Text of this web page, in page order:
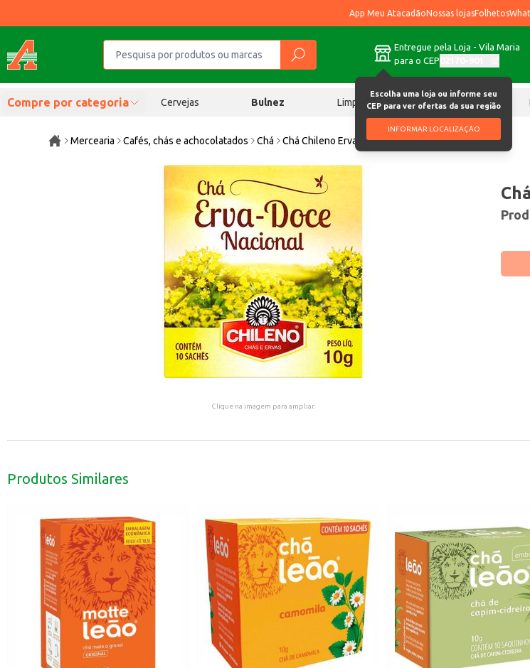
App Meu AtacadãoNossas lojasFolhetos
Entregue pela Loja - Vila Maria
para o CEP
Escolha uma loja ou informe seu
CEP para ver ofertas da sua região
INFORMAR LOCALIZAÇÃO
Compre por categoria Cervejas Bulnez Limpeza Chocolates
Mercearia Cafés, chás e achocolatados Chá Chá Chileno Erva Doce 10g
Clique na imagem para ampliar.
Produtos Similares